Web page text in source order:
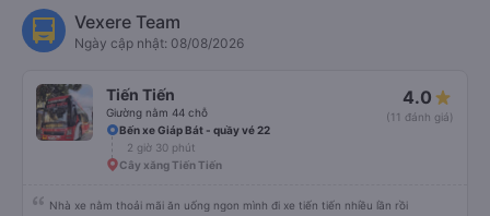
Vexere Team
Ngày cập nhật: 08/08/2026
Tiến Tiến
Giường nằm 44 chỗ
4.0
(11 đánh giá)
Bến xe Giáp Bát - quầy vé 22
2 giờ 30 phút
Cây xăng Tiến Tiến
Nhà xe nằm thoải mãi ăn uống ngon mình đi xe tiến tiến nhiều lần rồi